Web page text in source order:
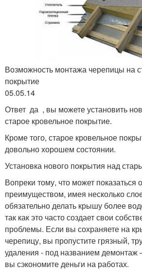
Возможность монтажа черепицы на
покрытие
05.05.14
Ответ да , вы можете установить
старое кровельное покрытие.
Кроме того, старое кровельное
довольно хорошем состоянии.
Установка нового покрытия над
Вопреки тому, что может показаться
преимуществом, имея несколько
обязательно делать крышу более
так как это часто создает свои
проблемы. Если вы сохраняете на
черепицу, вы пропустите грязный,
удаления - под названием демонтаж
вы сэкономите деньги на работах.